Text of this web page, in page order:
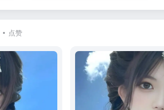
点赞